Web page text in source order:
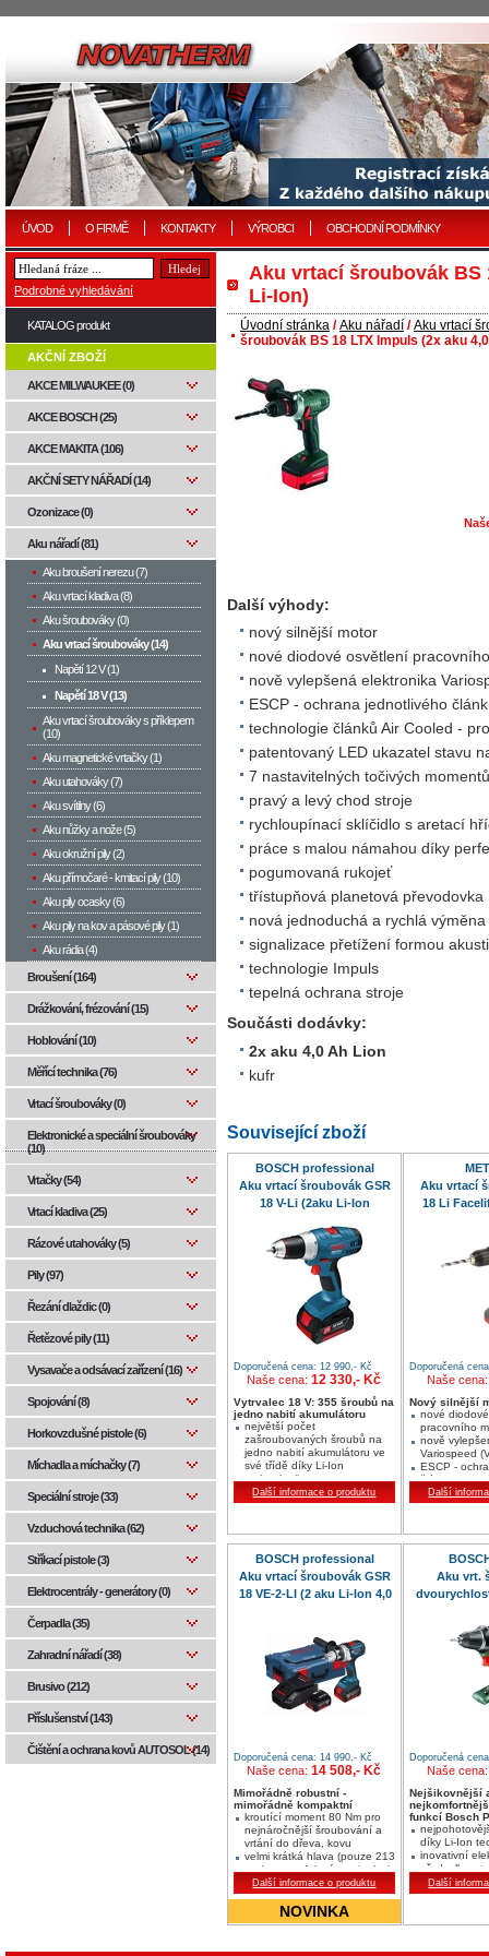
ÚVOD O FIRMĚ KONTAKTY VÝROBCI OBCHODNÍ PODMÍNKY
Aku vrtací šroubovák BS
Li-Ion)
Úvodní stránka /Aku nářadí /Aku vrtací
šroubovák BS 18 LTX Impuls (2x aku
Další výhody:
nový silnější motor
nové diodové osvětlení
nově vylepšená elektronika
ESCP - ochrana jednotlivého
technologie článků Air Cooled -
patentovaný LED ukazatel stavu
7 nastavitelných točivých
pravý a levý chod stroje
rychloupínací sklíčidlo s aretací
práce s malou námahou díky
pogumovaná rukojeť
třístupňová planetová převodovka
nová jednoduchá a rychlá
signalizace přetížení formou
technologie Impuls
tepelná ochrana stroje
Součásti dodávky:
2x aku 4,0 Ah Lion
kufr
Související zboží
BOSCH professional
Aku vrtací šroubovák GSR
18 V-Li (2aku Li-Ion
Doporučená cena: 12 990,- Kč
Naše cena:12 330,- Kč
Vytrvalec 18 V: 355 šroubů na
jedno nabití akumulátoru
největší počet
zašroubovaných šroubů na
jedno nabití akumulátoru ve
své třídě díky Li-Ion
technologii
výkonný motor - rychlý
postupo práce
hmotnost - 1,8 kg
Další informace o produktu
Aku vrtací
18 Li
Doporučená
Naše
Nový silnější
nové
pracovního
nově
Variospeed
ESCP -
článku
nedochází k
Další
BOSCH professional
Aku vrtací šroubovák GSR
18 VE-2-LI (2 aku Li-Ion 4,0
Doporučená cena: 14 990,- Kč
Naše cena:14 508,- Kč
Mimořádně robustní -
mimořádně kompaktní
kroutící moment 80 Nm pro
nejnáročnější šroubování a
vrtání do dřeva, kovu
velmi krátká hlava (pouze 213
mm) pro perfektní manipulaci
plně funkční i po pádu na
beton ze 2 m díky pružnému
krytu z materiálu Dura Shield
Další informace o produktu
NOVINKA
Aku vrt.
Doporučená
Naše
Nejšikovnější
funkcí Bosch
díky Li-Ion
inovativní
předvolba
momentu
Další
Podrobné vyhledávání
KATALOG produkt
AKČNÍ ZBOŽÍ
AKCE MILWAUKEE (0)
AKCE BOSCH (25)
AKCE MAKITA (106)
AKČNÍ SETY NÁŘADÍ (14)
Ozonizace (0)
Aku nářadí (81)
Aku broušení nerezu (7)
Aku vrtací kladiva (8)
Aku šroubováky (0)
Aku vrtací šroubováky (14)
Napětí 12 V (1)
Napětí 18 V (13)
Aku vrtací šroubováky s příklepem
(10)
Aku magnetické vrtačky (1)
Aku utahováky (7)
Aku svítilny (6)
Aku nůžky a nože (5)
Aku okružní pily (2)
Aku přímočaré - kmitací pily (10)
Aku pily ocasky (6)
Aku pily na kov a pásové pily (1)
Aku rádia (4)
Broušení (164)
Drážkování, frézování (15)
Hoblování (10)
Měřící technika (76)
Vrtací šroubováky (0)
Elektronické a speciální šroubováky
(10)
Vrtačky (54)
Vrtací kladiva (25)
Rázové utahováky (5)
Pily (97)
Řezání dlaždic (0)
Řetězové pily (11)
Vysavače a odsávací zařízení (16)
Spojování (8)
Horkovzdušné pistole (6)
Míchadla a míchačky (7)
Speciální stroje (33)
Vzduchová technika (62)
Stříkací pistole (3)
Elektrocentrály - generátory (0)
Čerpadla (35)
Zahradní nářadí (38)
Brusivo (212)
Příslušenství (143)
Čištění a ochrana kovů AUTOSOL (14)